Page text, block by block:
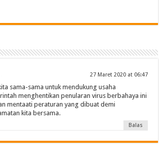
27 Maret 2020 at 06:47
sama-sama untuk mendukung usaha
menghentikan penularan virus berbahaya ini
mentaati peraturan yang dibuat demi
kita bersama.
Balas